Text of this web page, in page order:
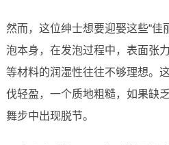
然而，这位绅士想要迎娶这些“佳
泡本身，在发泡过程中，表面张
等材料的润湿性往往不够理想。
伐轻盈，一个质地粗糙，如果缺
舞步中出现脱节。